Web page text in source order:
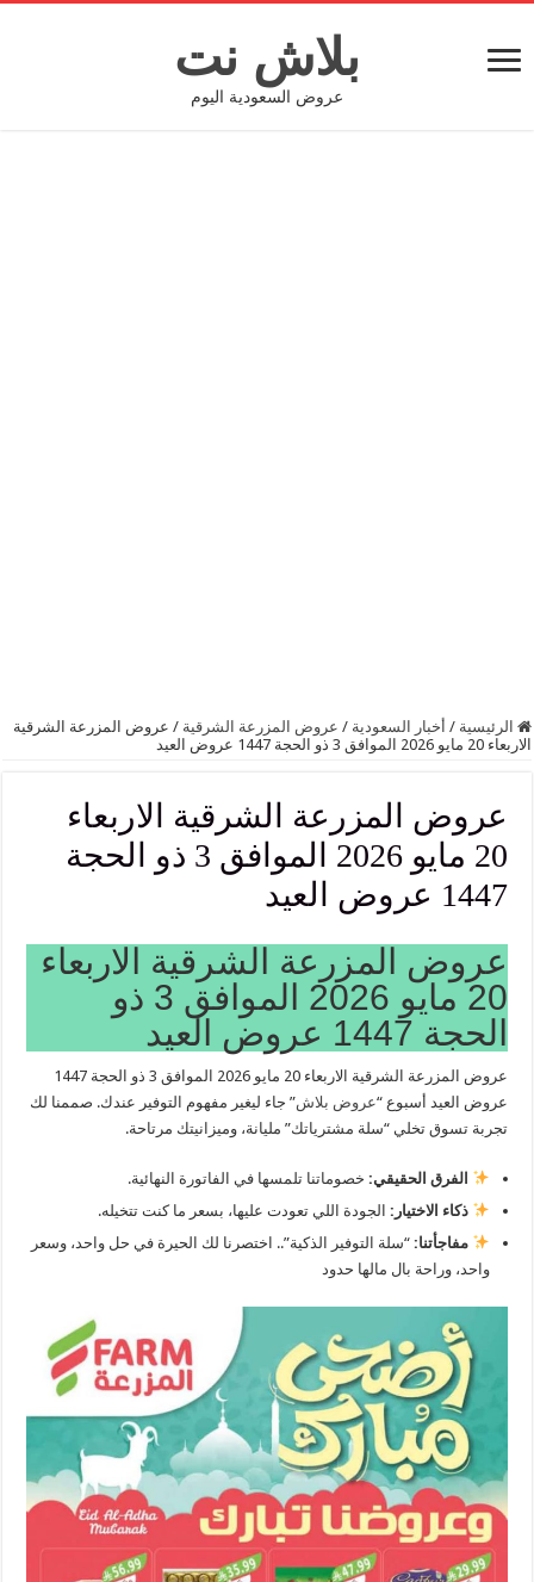
بلاش نت
عروض السعودية اليوم
الرئيسية / أخبار السعودية / عروض المزرعة الشرقية / عروض المزرعة الشرقية
الاربعاء 20 مايو 2026 الموافق 3 ذو الحجة 1447 عروض العيد
عروض المزرعة الشرقية الاربعاء
20 مايو 2026 الموافق 3 ذو الحجة
1447 عروض العيد
عروض المزرعة الشرقية الاربعاء
20 مايو 2026 الموافق 3 ذو
الحجة 1447 عروض العيد
عروض المزرعة الشرقية الاربعاء 20 مايو 2026 الموافق 3 ذو الحجة 1447
عروض العيد أسبوع “عروض بلاش” جاء ليغير مفهوم التوفير عندك. صممنا لك
تجربة تسوق تخلي “سلة مشترياتك” مليانة، وميزانيتك مرتاحة.
الفرق الحقيقي: خصوماتنا تلمسها في الفاتورة النهائية.
ذكاء الاختيار: الجودة اللي تعودت عليها، بسعر ما كنت تتخيله.
مفاجأتنا: “سلة التوفير الذكية”.. اختصرنا لك الحيرة في حل واحد، وسعر
واحد، وراحة بال مالها حدود